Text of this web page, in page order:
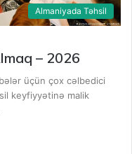
Almaniyada Təhsil
– 2026
üçün çox cəlbedici
keyfiyyətinə malik